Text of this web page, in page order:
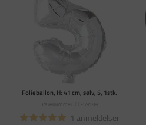
Folieballon, H: 41 cm, sølv, 5, 1stk.
Varenummer: CC-59189
1 anmeldelser